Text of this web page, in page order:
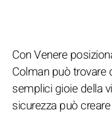
Con Venere
Colman può trovare
semplici gioie della
sicurezza può